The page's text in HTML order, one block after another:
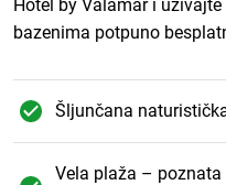
Hotel by Valamar i
bazenima potpuno
Šljunčana
Vela plaža –